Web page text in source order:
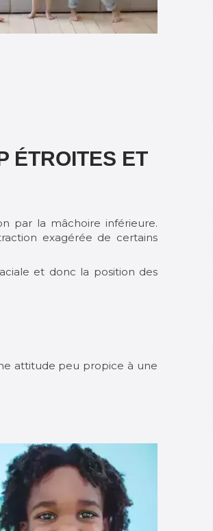
ÉTROITES ET
par la mâchoire inférieure.
exagérée de certains
et donc la position des
attitude peu propice à une